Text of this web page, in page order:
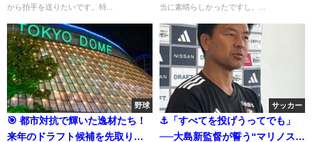
から拍手を送りたいです。特...
当に素晴らしかったですし、...
野球
🎯 都市対抗で輝いた逸材たち！
来年のドラフト候補を先取りチ
サッカー
⚓「すべてを投げうってでも」
──大島新監督が誓う“マリノス再